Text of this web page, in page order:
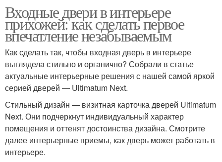
Входные двери в интерьере
прихожей: как сделать первое
впечатление незабываемым
Как сделать так, чтобы входная дверь в интерьере
выглядела стильно и органично? Собрали в статье
актуальные интерьерные решения с нашей самой яркой
серией дверей ― Ultimatum Next.
Стильный дизайн — визитная карточка дверей Ultimatum
Next. Они подчеркнут индивидуальный характер
помещения и оттенят достоинства дизайна. Смотрите
далее интерьерные приемы, как дверь может работать в
интерьере.